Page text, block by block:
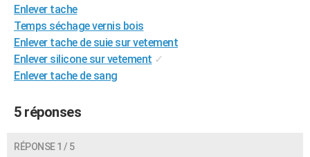
COPAINS D'AVANT
S'inscrire
Se connecter
Lycées
Collèges
Primaires
Universités
Entreprises
Service militaire
Avis de recherche
AVIS DE DÉCÈS
FORUM
Enlever tache
Temps séchage vernis bois
Enlever tache de suie sur vetement
Enlever silicone sur vetement ✓
Enlever tache de sang
5 réponses
RÉPONSE 1 / 5